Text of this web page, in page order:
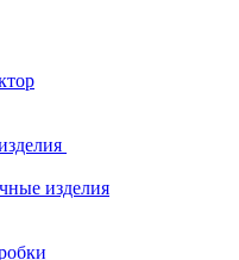
изделия